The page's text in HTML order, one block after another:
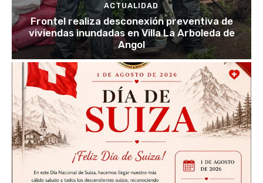
ACTUALIDAD
Frontel realiza desconexión preventiva de
viviendas inundadas en Villa La Arboleda de
Angol